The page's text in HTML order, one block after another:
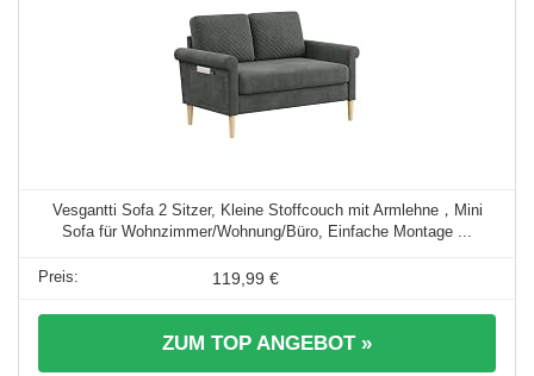
Vesgantti Sofa 2 Sitzer, Kleine Stoffcouch mit Armlehne，Mini
Sofa für Wohnzimmer/Wohnung/Büro, Einfache Montage ...
119,99 €
ZUM TOP ANGEBOT »